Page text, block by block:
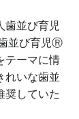
歯並び育児
並び育児Ⓡ
テーマに情
れいな歯並
奨していた